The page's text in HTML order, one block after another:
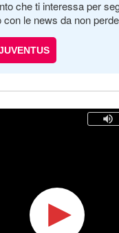
che ti interessa per
le news da non